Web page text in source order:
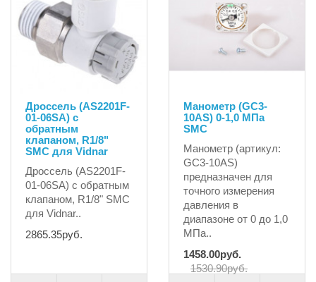
Дроссель (AS2201F-
01-06SA) с
обратным
клапаном, R1/8"
SMC для Vidnar
Дроссель (AS2201F-
01-06SA) с обратным
клапаном, R1/8" SMC
для Vidnar..
2865.35руб.
Манометр (GC3-
10AS) 0-1,0 МПа
SMC
Манометр (артикул:
GC3-10AS)
предназначен для
точного измерения
давления в
диапазоне от 0 до 1,0
МПа..
1458.00руб.
1530.90руб.